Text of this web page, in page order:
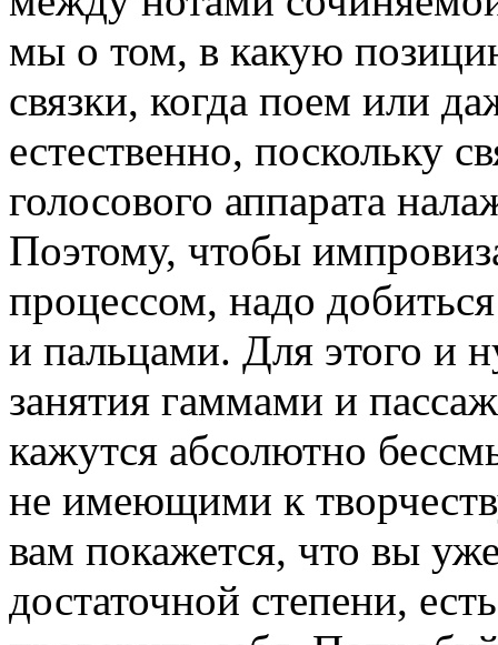
мы о том, в какую
связки, когда поем или
естественно, поскольку
голосового аппарата
Поэтому, чтобы
процессом, надо
и пальцами. Для этого и
занятия гаммами и
кажутся абсолютно
не имеющими к
вам покажется, что вы
достаточной степени,